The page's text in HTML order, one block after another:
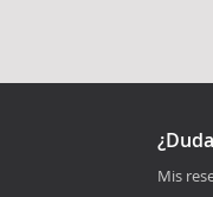
Mis